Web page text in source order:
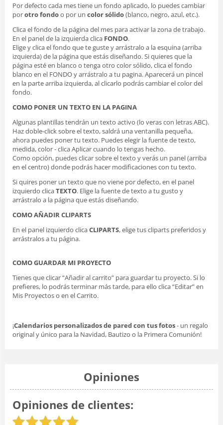
Por defecto cada mes tiene un fondo aplicado, lo puedes cambiar
porotro fondoo por un color sólido(blanco, negro, azul, etc.).
Clica el fondo de la página del mes para activar la zona de trabajo.
En el panel de la izquierda clica FONDO.
Elige y clica el fondo que te guste y arrástralo a la esquina (arriba
izquierda) de la página que estás diseñando. Si quieres que la
página esté en blanco o tenga otro color sólido, clica el fondo
blanco en el FONDO y arrástralo a tu pagina. Aparecerá un pincel
en la parte arriba izquierda, al clicarlo podrás cambiar el color del
fondo.
COMO PONER UN TEXTO EN LA PAGINA
Algunas plantillas tendrán un texto activo (lo veras con letras ABC).
Haz doble-click sobre el texto, saldrá una ventanilla pequeña,
ahora puedes poner tu texto. Puedes elegir la fuente de texto,
medida, color - clica Aplicar cuando lo tengas hecho.
Como opción, puedes clicar sobre el texto y verás un panel (arriba
en el centro) donde podrás hacer modificaciones con tu texto.
Si quires poner un texto que no viene por defecto, en el panel
izquierdo clicaTEXTO. Elige la fuente de texto a tu gusto y
arrástralo a la página que estás diseñando.
COMO AÑADIR CLIPARTS
En el panel izquierdo clicaCLIPARTS, elige tus cliparts preferidos y
arrástralos a tu página.
COMO GUARDAR MI PROYECTO
Tienes que clicar “Añadir al carrito” para guardar tu proyecto. Si lo
prefieres, lo podrás terminar más tarde, para ello clica “Editar” en
Mis Proyectos o en el Carrito.
¡Calendarios personalizados de pared con tus fotos- un regalo
original y único para la Navidad, Bautizo o la Primera Comunión!
Opiniones
Opiniones de clientes: